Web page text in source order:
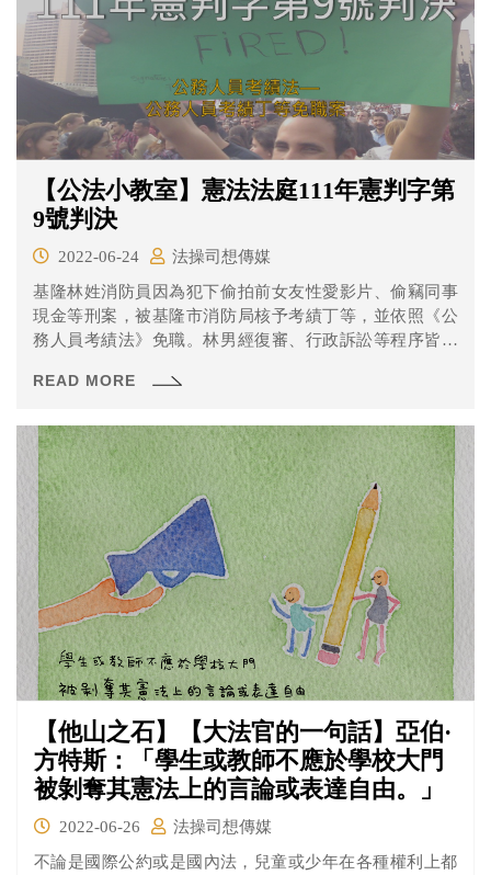
【公法小教室】憲法法庭111年憲判字第
9號判決
2022-06-24
法操司想傳媒
基隆林姓消防員因為犯下偷拍前女友性愛影片、偷竊同事
現金等刑案，被基隆市消防局核予考績丁等，並依照《公
務人員考績法》免職。林男經復審、行政訴訟等程序皆敗
READ MORE
【他山之石】【大法官的一句話】亞伯·
方特斯：「學生或教師不應於學校大門
被剝奪其憲法上的言論或表達自由。」
2022-06-26
法操司想傳媒
不論是國際公約或是國內法，兒童或少年在各種權利上都